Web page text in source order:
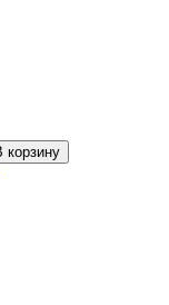
корзину